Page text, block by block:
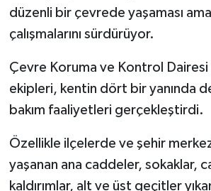
düzenli bir çevrede yaşaması
çalışmalarını sürdürüyor.
Çevre Koruma ve Kontrol Dairesi
ekipleri, kentin dört bir yanında
bakım faaliyetleri gerçekleştirdi.
Özellikle ilçelerde ve şehir
yaşanan ana caddeler, sokaklar,
kaldırımlar, alt ve üst geçitler